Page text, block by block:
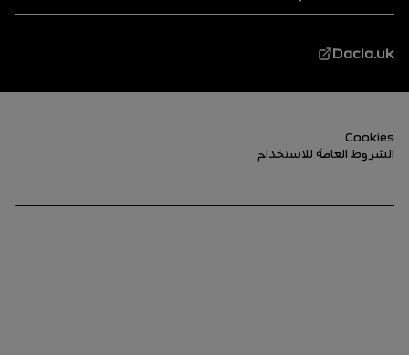
Dacia.uk
التذييل (الأسفل)
Cookies
الشروط العامة للاستخدام